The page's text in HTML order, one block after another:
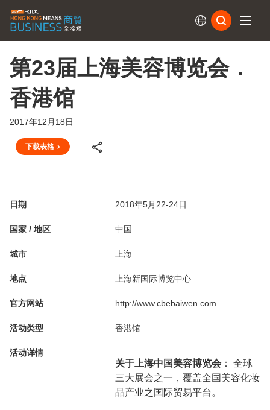
第23届上海美容博览会．
香港馆
2017年12月18日
下载表格
日期 2018年5月22-24日
国家 / 地区 中国
城市 上海
地点 上海新国际博览中心
官方网站 http://www.cbebaiwen.com
活动类型 香港馆
活动详情
关于上海中国美容博览会 ： 全球
三大展会之一，覆盖全国美容化妆
品产业之国际贸易平台。